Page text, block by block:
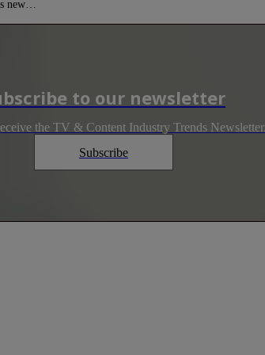
new…
to our newsletter
the TV & Content Industry Trends
Subscribe